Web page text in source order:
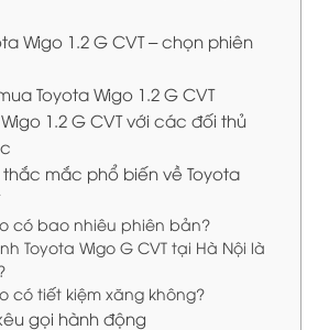
Wigo 1.2 G CVT – chọn phiên
Toyota Wigo 1.2 G CVT
1.2 G CVT với các đối thủ
thắc mắc phổ biến về Toyota
có bao nhiêu phiên bản?
Toyota Wigo G CVT tại Hà Nội là
có tiết kiệm xăng không?
gọi hành động